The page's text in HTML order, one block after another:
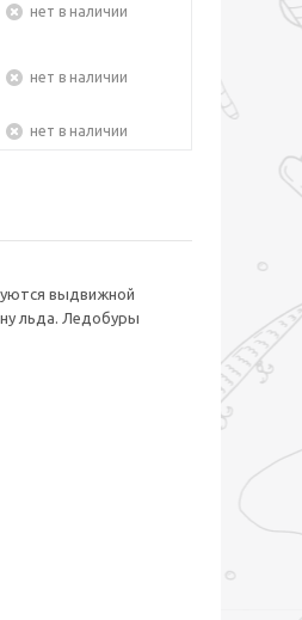
Нет в наличии
Нет в наличии
Нет в наличии
выдвижной
льда. Ледобуры